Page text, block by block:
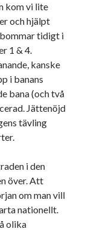
kom vi lite
och hjälpt
tidigt i
1 & 4.
kanske
i banans
bana (och två
Jättenöjd
tävling
i den
över. Att
om man vill
nationellt.
olika